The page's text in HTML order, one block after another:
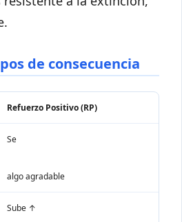
de consecuencia
el ambiente Efecto en la conducta
Refuerzo Positivo (RP)
Se
algo agradable
Sube ↑